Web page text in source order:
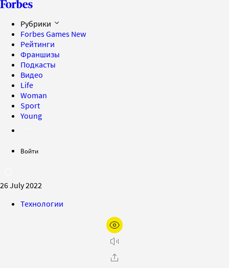
Рубрики
Forbes Games New
Рейтинги
Франшизы
Подкасты
Видео
Life
Woman
Sport
Young
Войти
26 July 2022
Технологии